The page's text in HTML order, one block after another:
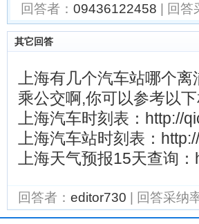
回答者： 09436122458 | 回答
其它回答
上海有几个汽车站哪个
乘公交啊,你可以参考以下
上海汽车时刻表：http://
上海汽车站时刻表：
上海天气预报15天查询
回答者： editor730 | 回答采纳